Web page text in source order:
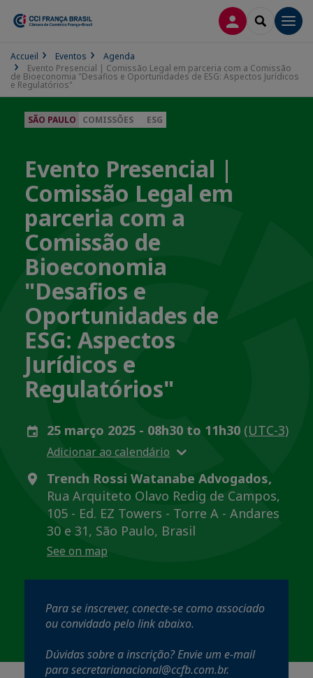
CONEXÃOSEARCH
Accueil Eventos
Agenda
Evento Presencial | Comissão Legal em parceria com a Comissão
de Bioeconomia "Desafios e Oportunidades de ESG: Aspectos Jurídicos
e Regulatórios"
SÃO PAULO COMISSÕES ESG
Evento Presencial |
Comissão Legal em
parceria com a
Comissão de
Bioeconomia
"Desafios e
Oportunidades de
ESG: Aspectos
Jurídicos e
Regulatórios"
25 março 2025 - 08h30 to 11h30 (UTC-3)
Adicionar ao calendário
Trench Rossi Watanabe Advogados,
Rua Arquiteto Olavo Redig de Campos,
105 - Ed. EZ Towers - Torre A - Andares
30 e 31, São Paulo, Brasil
See on map
Para se inscrever, conecte-se como associado
ou convidado pelo link abaixo.
Dúvidas sobre a inscrição? Envie um e-mail
para secretarianacional@ccfb.com.br.